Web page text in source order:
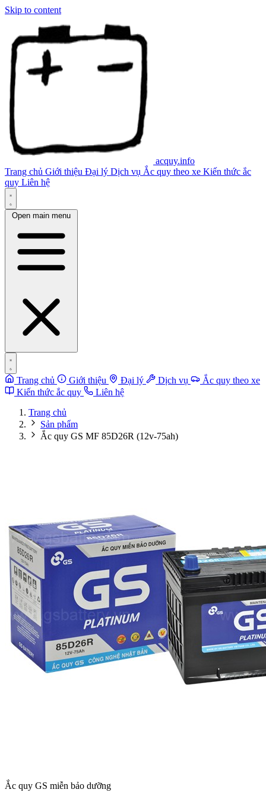
Skip to content
acquy.info
Trang chủ Giới thiệu Đại lý Dịch vụ Ắc quy theo xe Kiến thức ắc
quy Liên hệ
Open main menu
Trang chủ Giới thiệu Đại lý Dịch vụ
Ắc quy theo xe
Kiến thức ắc quy
Liên hệ
Trang chủ
Sản phẩm
Ắc quy GS MF 85D26R (12v-75ah)
Ắc quy GS miễn bảo dưỡng